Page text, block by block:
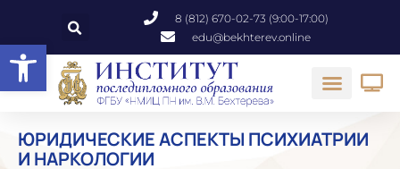
Открыть панель инструментов
8 (812) 670-02-73 (9:00-17:00)
edu@bekhterev.online
ЮРИДИЧЕСКИЕ АСПЕКТЫ ПСИХИАТРИИ
И НАРКОЛОГИИ